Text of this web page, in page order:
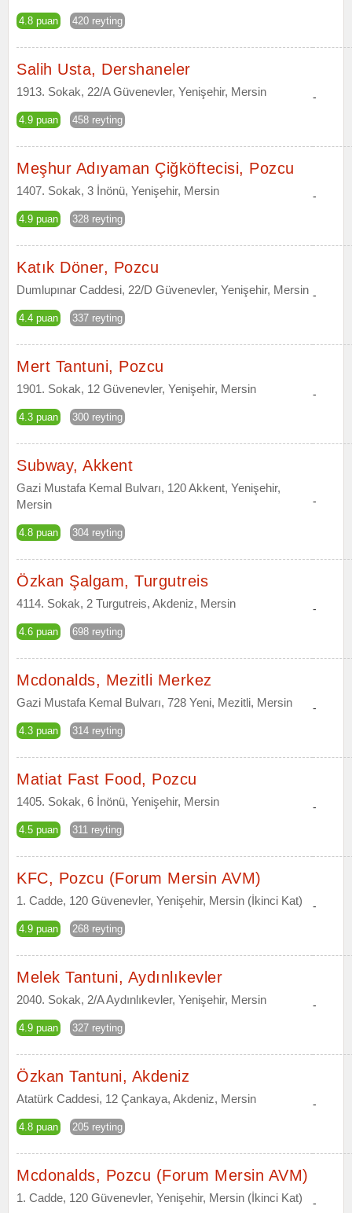
4.8 puan 420 reyting
Salih Usta, Dershaneler
1913. Sokak, 22/A Güvenevler, Yenişehir, Mersin
4.9 puan 458 reyting
-
Meşhur Adıyaman Çiğköftecisi, Pozcu
1407. Sokak, 3 İnönü, Yenişehir, Mersin
4.9 puan 328 reyting
-
Katık Döner, Pozcu
Dumlupınar Caddesi, 22/D Güvenevler, Yenişehir, Mersin
4.4 puan 337 reyting
-
Mert Tantuni, Pozcu
1901. Sokak, 12 Güvenevler, Yenişehir, Mersin
4.3 puan 300 reyting
-
Subway, Akkent
Gazi Mustafa Kemal Bulvarı, 120 Akkent, Yenişehir,
Mersin
4.8 puan 304 reyting
-
Özkan Şalgam, Turgutreis
4114. Sokak, 2 Turgutreis, Akdeniz, Mersin
4.6 puan 698 reyting
-
Mcdonalds, Mezitli Merkez
Gazi Mustafa Kemal Bulvarı, 728 Yeni, Mezitli, Mersin
4.3 puan 314 reyting
-
Matiat Fast Food, Pozcu
1405. Sokak, 6 İnönü, Yenişehir, Mersin
4.5 puan 311 reyting
-
KFC, Pozcu (Forum Mersin AVM)
1. Cadde, 120 Güvenevler, Yenişehir, Mersin (İkinci Kat)
4.9 puan 268 reyting
-
Melek Tantuni, Aydınlıkevler
2040. Sokak, 2/A Aydınlıkevler, Yenişehir, Mersin
4.9 puan 327 reyting
-
Özkan Tantuni, Akdeniz
Atatürk Caddesi, 12 Çankaya, Akdeniz, Mersin
4.8 puan 205 reyting
-
Mcdonalds, Pozcu (Forum Mersin AVM)
1. Cadde, 120 Güvenevler, Yenişehir, Mersin (İkinci Kat) -